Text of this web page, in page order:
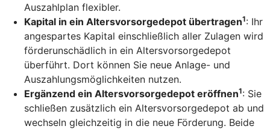
Auszahlplan flexibler.
Kapital in ein Altersvorsorgedepot übertragen1: Ihr
angespartes Kapital einschließlich aller Zulagen wird
förderunschädlich in ein Altersvorsorgedepot
überführt. Dort können Sie neue Anlage- und
Auszahlungsmöglichkeiten nutzen.
Ergänzend ein Altersvorsorgedepot eröffnen1: Sie
schließen zusätzlich ein Altersvorsorgedepot ab und
wechseln gleichzeitig in die neue Förderung. Beide